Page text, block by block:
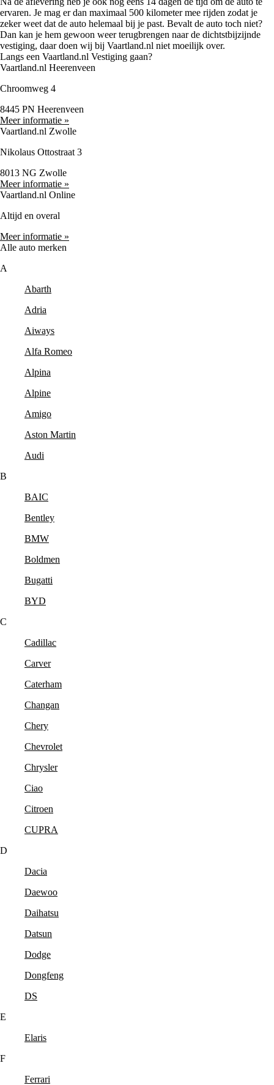
ervaren. Je mag er dan maximaal 500 kilometer mee rijden zodat je
zeker weet dat de auto helemaal bij je past. Bevalt de auto toch niet?
Dan kan je hem gewoon weer terugbrengen naar de dichtstbijzijnde
vestiging, daar doen wij bij Vaartland.nl niet moeilijk over.
Langs een Vaartland.nl Vestiging gaan?
Vaartland.nl Heerenveen
Chroomweg 4
8445 PN Heerenveen
Meer informatie »
Vaartland.nl Zwolle
Nikolaus Ottostraat 3
8013 NG Zwolle
Meer informatie »
Vaartland.nl Online
Altijd en overal
Meer informatie »
Alle auto merken
A
Abarth
Adria
Aiways
Alfa Romeo
Alpina
Alpine
Amigo
Aston Martin
Audi
B
BAIC
Bentley
BMW
Boldmen
Bugatti
BYD
C
Cadillac
Carver
Caterham
Changan
Chery
Chevrolet
Chrysler
Ciao
Citroen
CUPRA
D
Dacia
Daewoo
Daihatsu
Datsun
Dodge
Dongfeng
DS
E
Elaris
F
Ferrari